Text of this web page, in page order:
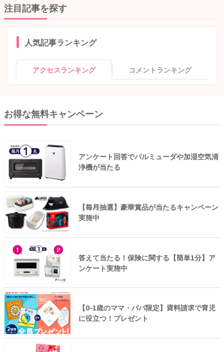
注目記事を探す
人気記事ランキング
アクセスランキング コメントランキング
お得な無料キャンペーン
アンケート回答でバルミューダや加湿空気清
浄機が当たる
【毎月抽選】豪華賞品が当たるキャンペーン
実施中
答えて当たる！保険に関する【簡単1分】ア
ンケート実施中
【0-1歳のママ・パパ限定】資料請求で育児
に役立つ！プレゼント